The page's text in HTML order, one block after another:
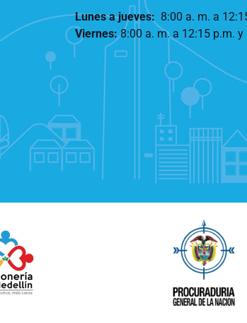
Lunes a jueves: 8:00 a. m. a
Viernes:8:00 a. m. a 12:15 p.m.